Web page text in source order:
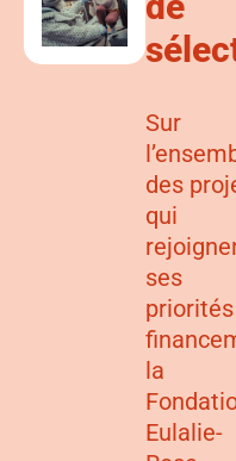
Sur
des
qui
ses
la
Eulalie-